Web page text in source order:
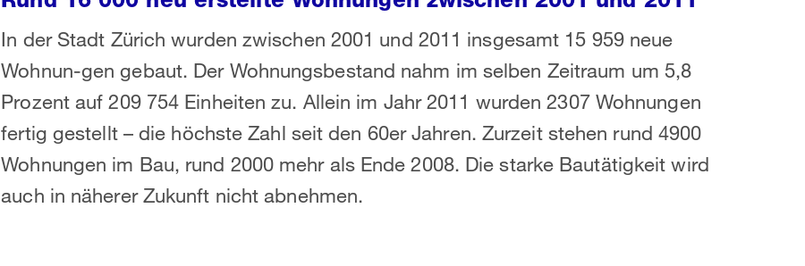
In der Stadt Zürich wurden zwischen 2001 und 2011 insgesamt 15 959 neue
Wohnun-gen gebaut. Der Wohnungsbestand nahm im selben Zeitraum um 5,8
Prozent auf 209 754 Einheiten zu. Allein im Jahr 2011 wurden 2307 Wohnungen
fertig gestellt – die höchste Zahl seit den 60er Jahren. Zurzeit stehen rund 4900
Wohnungen im Bau, rund 2000 mehr als Ende 2008. Die starke Bautätigkeit wird
auch in näherer Zukunft nicht abnehmen.